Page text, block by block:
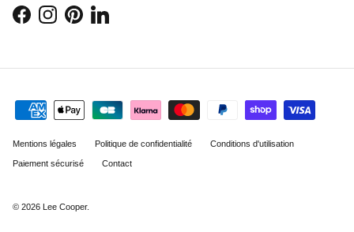
FacebookInstagram
PinterestLinkedIn
Mentions légales Politique de confidentialité Conditions d'utilisation
Paiement sécurisé Contact
© 2026 Lee Cooper.